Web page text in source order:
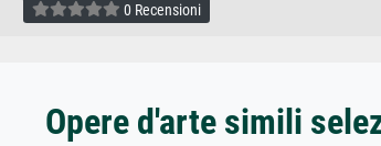
0 Recensioni
Opere d'arte simili